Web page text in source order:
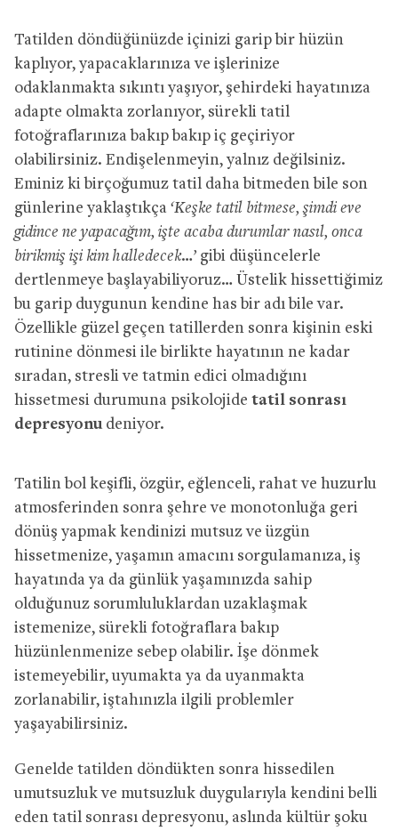
Tatilden döndüğünüzde içinizi garip bir hüzün
kaplıyor, yapacaklarınıza ve işlerinize
odaklanmakta sıkıntı yaşıyor, şehirdeki hayatınıza
adapte olmakta zorlanıyor, sürekli tatil
fotoğraflarınıza bakıp bakıp iç geçiriyor
olabilirsiniz. Endişelenmeyin, yalnız değilsiniz.
Eminiz ki birçoğumuz tatil daha bitmeden bile son
günlerine yaklaştıkça ‘Keşke tatil bitmese, şimdi eve
gidince ne yapacağım, işte acaba durumlar nasıl, onca
birikmiş işi kim halledecek…’ gibi düşüncelerle
dertlenmeye başlayabiliyoruz… Üstelik hissettiğimiz
bu garip duygunun kendine has bir adı bile var.
Özellikle güzel geçen tatillerden sonra kişinin eski
rutinine dönmesi ile birlikte hayatının ne kadar
sıradan, stresli ve tatmin edici olmadığını
hissetmesi durumuna psikolojide tatil sonrası
depresyonu deniyor.
Tatilin bol keşifli, özgür, eğlenceli, rahat ve huzurlu
atmosferinden sonra şehre ve monotonluğa geri
dönüş yapmak kendinizi mutsuz ve üzgün
hissetmenize, yaşamın amacını sorgulamanıza, iş
hayatında ya da günlük yaşamınızda sahip
olduğunuz sorumluluklardan uzaklaşmak
istemenize, sürekli fotoğraflara bakıp
hüzünlenmenize sebep olabilir. İşe dönmek
istemeyebilir, uyumakta ya da uyanmakta
zorlanabilir, iştahınızla ilgili problemler
yaşayabilirsiniz.
Genelde tatilden döndükten sonra hissedilen
umutsuzluk ve mutsuzluk duygularıyla kendini belli
eden tatil sonrası depresyonu, aslında kültür şoku